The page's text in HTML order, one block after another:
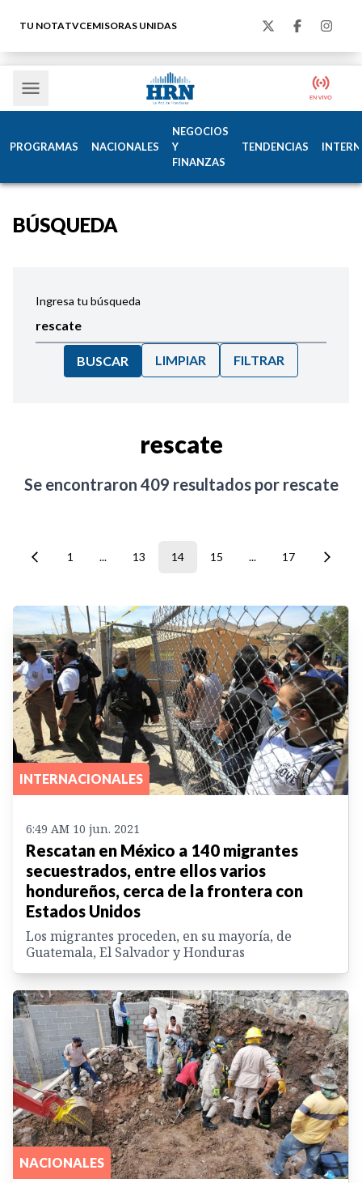
TU NOTATVCEMISORAS UNIDAS
PROGRAMAS NACIONALES
NEGOCIOS
Y
FINANZAS
TENDENCIAS
BÚSQUEDA
Ingresa tu búsqueda
BUSCAR LIMPIAR FILTRAR
rescate
Se encontraron 409 resultados por rescate
1 ... 13 14 15 ... 17
INTERNACIONALES
6:49 AM 10 jun. 2021
Rescatan en México a 140 migrantes
secuestrados, entre ellos varios
hondureños, cerca de la frontera con
Estados Unidos
Los migrantes proceden, en su mayoría, de
Guatemala, El Salvador y Honduras
NACIONALES